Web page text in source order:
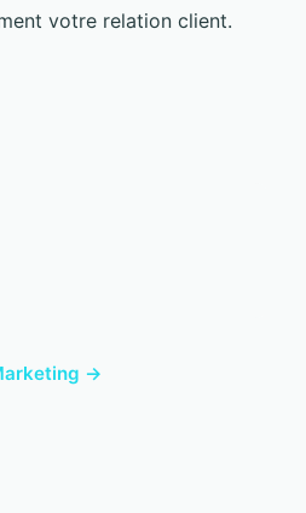
votre relation client.
→